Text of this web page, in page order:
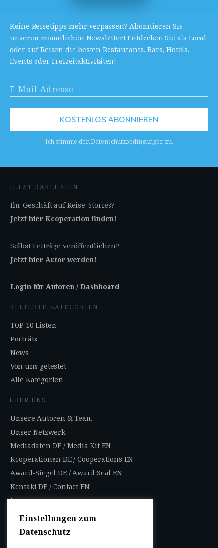
Keine Reisetipps mehr verpassen? Abonnieren Sie
unseren monatlichen Newsletter! Entdecken Sie als Local
oder auf Reisen die besten Restaurants, Bars, Hotels,
Events oder Freizeitaktivitäten!
KOSTENLOS ABONNIEREN
Ich stimme den Datenschutzbedingungen zu.
JETZT DABEI SEIN
Ihr Geschäft auf Reise-Stories?
Jetzthier Kooperation finden!
Selbst Beiträge veröffentlichen?
Jetzthier Autor werden!
Login für Autoren / Dashboard
BELIEBTE KATEGORIEN
TOP 10 Listen
Porträts
News
Von uns getestet
Alle Kategorien
ÜBER UNS
Unsere Autoren & Team
Unser Netzwerk
Mediadaten DE / Media Kit EN
Kooperationen DE / Cooperations EN
Award-Siegel DE / Award Seal EN
Kontakt DE / Contact EN
Impressum
Datenschutzbestimmungen
Nutzungsbedingungen
Einstellungen zum
Datenschutz